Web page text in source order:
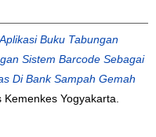
Buku Tabungan
Sistem Barcode Sebagai
Di Bank Sampah Gemah
Yogyakarta.